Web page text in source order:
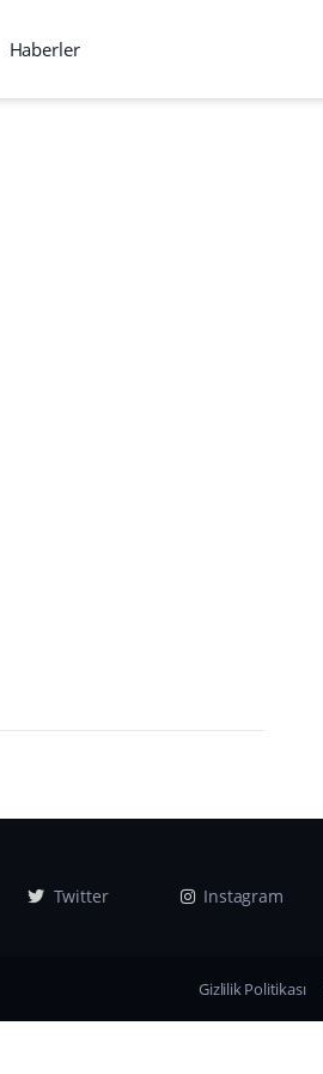
Haberler
Twitter Instagram
Gizlilik Politikası